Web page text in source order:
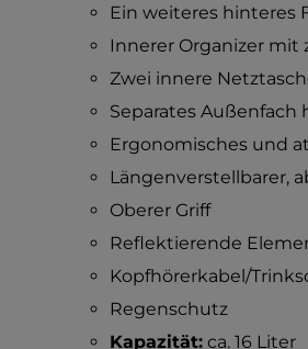
Ein weiteres hinteres
Innerer Organizer mit
Zwei innere
Separates Außenfach
Ergonomisches und
Längenverstellbarer,
Oberer Griff
Reflektierende
Kopfhörerkabel/
Regenschutz
Kapazität:ca. 16 Liter